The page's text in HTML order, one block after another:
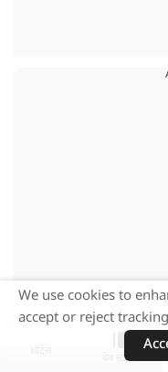
वेब स्टोरीज़
We use cookies to
accept or reject